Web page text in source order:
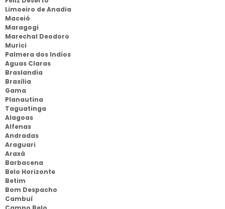
Limoeiro de Anadia
Maceió
Maragogi
Marechal Deodoro
Murici
Palmera dos Indios
Aguas Claras
Braslandia
Brasília
Gama
Planautina
Taguatinga
Alagoas
Alfenas
Andradas
Araguari
Araxá
Barbacena
Belo Horizonte
Betim
Bom Despacho
Cambuí